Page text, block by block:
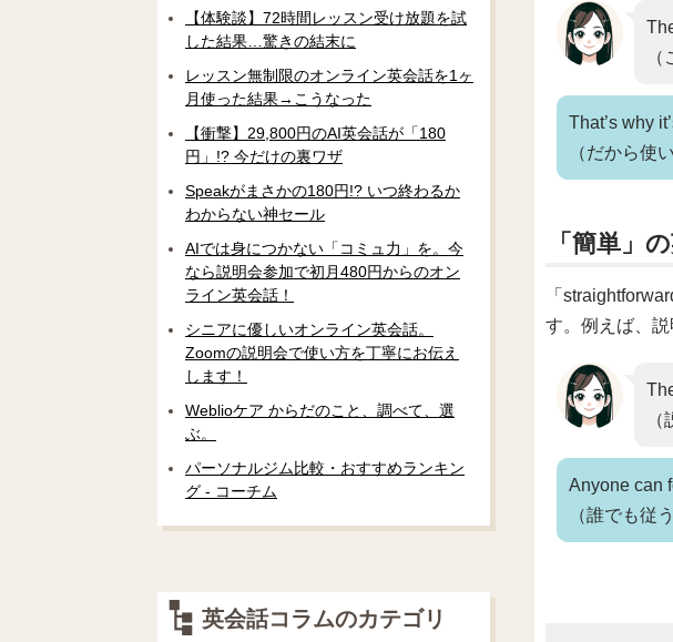
That’s why
（だから使
「簡単」
「
す。例えば、
Anyone can
（誰でも従
【体験談】72時間レッスン受け放題を試
した結果…驚きの結末に
レッスン無制限のオンライン英会話を1ヶ
月使った結果→こうなった
【衝撃】29,800円のAI英会話が「180
円」!? 今だけの裏ワザ
Speakがまさかの180円!? いつ終わるか
わからない神セール
AIでは身につかない「コミュ力」を。今
なら説明会参加で初月480円からのオン
ライン英会話！
シニアに優しいオンライン英会話。
Zoomの説明会で使い方を丁寧にお伝え
します！
Weblioケア からだのこと、調べて、選
ぶ。
パーソナルジム比較・おすすめランキン
グ - コーチム
英会話コラムのカテゴリ